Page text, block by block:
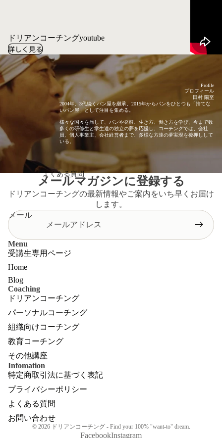
よくある質問
ドリアンコーチングyoutube
詳しく見る
Profile
プロフィール
田村 陽至
2004年、3代続くパン屋を継承。2015年からパンをひとつも「捨てな
いパン屋」として注目を集める。
様々な国々を旅して、パンや発酵、生き方、働き方を学び、今まで数
多くの研修生と学生達の独立の夢を応援し、コーチングでは、会社
員、個人事業主、会社経営者まで、多様な方達の夢実現を後押しして
いる。
メールマガジンに登録する
ドリアンコーチングの最新情報やご案内をいち早くお届け
します。
メール
Menu
受講生専用ページ
Home
Blog
Coaching
ドリアンコーチング
パーソナルコーチング
組織向けコーチング
教育コーチング
その他講座
Infomation
特定商取引法に基づく表記
プライバシーポリシー
よくある質問
お問い合わせ
© 2026 ドリアンコーチング - Find your 100% "want-to" dream.
FacebookInstagram